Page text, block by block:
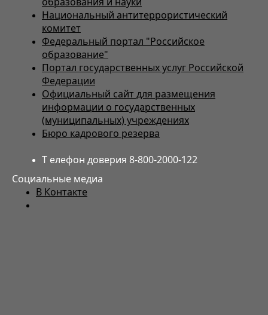
Национальный антитеррористический
комитет
Федеральный портал "Российское
образование"
Портал государственных услуг Российской
Федерации
Официальный сайт для размещения
информации о государственных
(муниципальных) учреждениях
Бюро кадрового резерва
Т елефон доверия 8-800-2000-122
Социальные медиа
В Контакте